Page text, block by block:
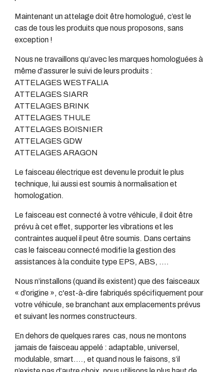
Maintenant un attelage doit être homologué, c’est le
cas de tous les produits que nous proposons, sans
exception !
Nous ne travaillons qu’avec les marques homologuées à
même d’assurer le suivi de leurs produits :
ATTELAGES WESTFALIA
ATTELAGES SIARR
ATTELAGES BRINK
ATTELAGES THULE
ATTELAGES BOISNIER
ATTELAGES GDW
ATTELAGES ARAGON
Le faisceau électrique est devenu le produit le plus
technique, lui aussi est soumis à normalisation et
homologation.
Le faisceau est connecté à votre véhicule, il doit être
prévu à cet effet, supporter les vibrations et les
contraintes auquel il peut être soumis. Dans certains
cas le faisceau connecté modifie la gestion des
assistances à la conduite type EPS, ABS, ….
Nous n’installons (quand ils existent) que des faisceaux
« d’origine », c'est-à-dire fabriqués spécifiquement pour
votre véhicule, se branchant aux emplacements prévus
et suivant les normes constructeurs.
En dehors de quelques rares cas, nous ne montons
jamais de faisceau appelé : adaptable, universel,
modulable, smart…., et quand nous le faisons, s’il